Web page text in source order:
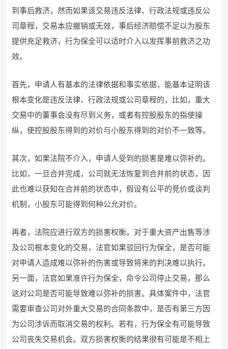
到事后救济，然而如果该交易违反法律、行政法规或违反公
司章程，交易本应撤销或无效，事后经济赔偿不足以为股东
提供充足救济，行为保全可以适时介入以发挥事前救济之功
效。
首先，申请人有基本的法律依据和事实依据，能基本证明该
根本变化是违反法律、行政法规或公司章程的，比如，重大
交易中的董事会没有尽到义务，或者有控股股东的指使操
纵，使控股股东得到的对价与小股东得到的对价不一致等。
其次，如果法院不介入，申请人受到的损害是难以弥补的。
比如，一旦合并完成，公司就无法恢复到合并前的状态，因
此也难以获知在合并前的状态中，假设有公平的竞价或谈判
机制，小股东可能得到何种公允对价。
再者，法院应进行双方的损害权衡。对于重大资产出售等涉
及公司根本变化的交易，法官如果驳回行为保全，是否可能
对申请人造成难以弥补的伤害或导致将来的判决难以执行。
另一面，法官如果准许行为保全，命令公司停止交易，那么
这对公司是否可能导致难以弥补的损害。具体案件中，法官
需要审查公司对外重大交易的合同条款中，是否有第三方因
为公司涉诉而取消交易的权利。若有，行为保全有可能导致
公司丧失交易机会。双方损害权衡的结果很有可能是不相上